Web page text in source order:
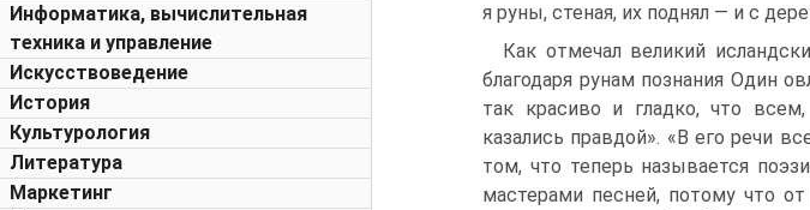
Информатика, вычислительная
техника и управление
Искусствоведение
История
Культурология
Литература
Маркетинг
я руны, стеная, их поднял — и с
Как отмечал великий
благодаря рунам познания Один
так красиво и гладко, что
казались правдой». «В его речи
том, что теперь называется
мастерами песней, потому что